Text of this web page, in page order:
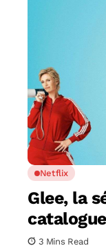
Netflix
Glee, la
3 Mins Read